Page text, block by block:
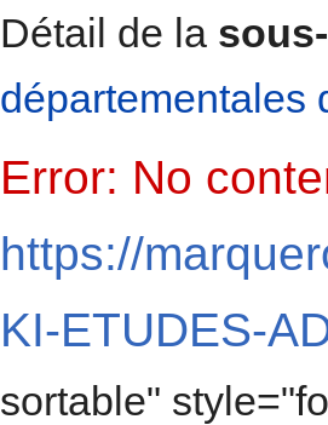
Détail de la
départementales
Error: No
https://
KI-ETUDES-
sortable"